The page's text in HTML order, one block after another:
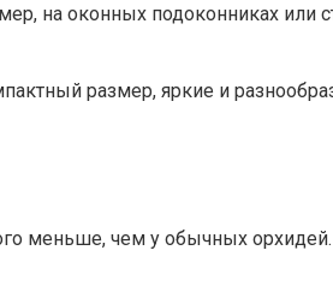
на оконных подоконниках или
размер, яркие и
меньше, чем у обычных орхидей.